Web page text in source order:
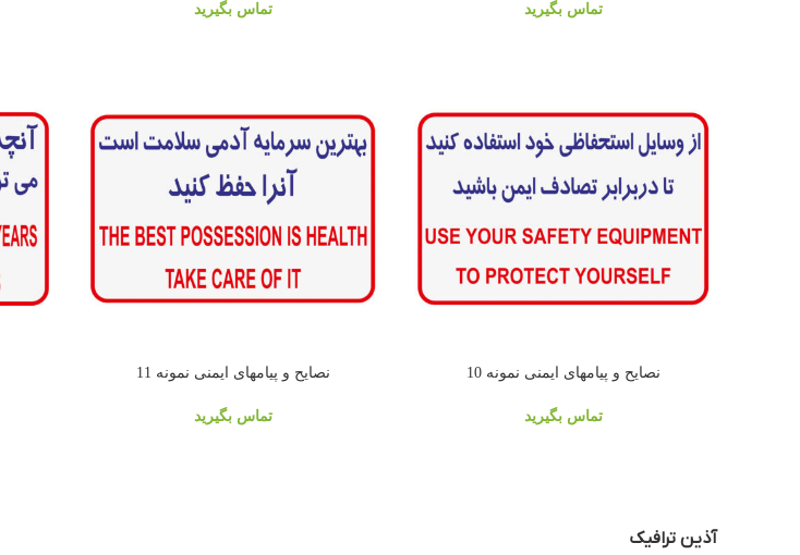
تماس بگیرید تماس بگیرید
نصایح و پیامهای ایمنی نمونه 10
تماس بگیرید
نصایح و پیامهای ایمنی نمونه 11
تماس بگیرید
آذین ترافیک